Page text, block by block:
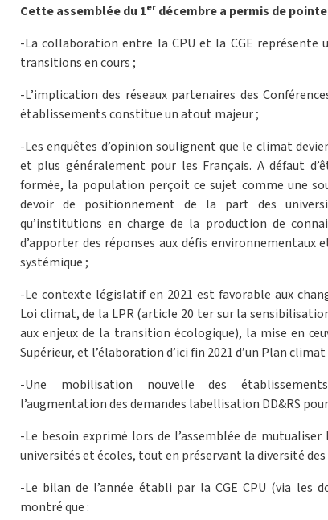
Cette assemblée du 1er décembre a permis de
-La collaboration entre la CPU et la CGE représente
transitions en cours ;
-L’implication des réseaux partenaires des
établissements constitue un atout majeur ;
-Les enquêtes d’opinion soulignent que le climat
et plus généralement pour les Français. A défaut
formée, la population perçoit ce sujet comme une
devoir de positionnement de la part des
qu’institutions en charge de la production de
d’apporter des réponses aux défis environnementaux
systémique ;
-Le contexte législatif en 2021 est favorable aux
Loi climat, de la LPR (article 20 ter sur la
aux enjeux de la transition écologique), la mise en
Supérieur, et l’élaboration d’ici fin 2021 d’un Plan climat
-Une mobilisation nouvelle des
l’augmentation des demandes labellisation DD&RS
-Le besoin exprimé lors de l’assemblée de
universités et écoles, tout en préservant la diversité
-Le bilan de l’année établi par la CGE CPU (via les
montré que :